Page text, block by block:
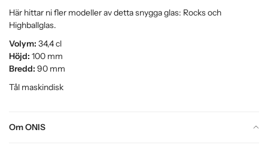
Om ONIS
Här hittar ni fler modeller av detta snygga glas: Rocksoch
Highballglas.
Volym: 34,4 cl
Höjd: 100 mm
Bredd: 90 mm
Tål maskindisk